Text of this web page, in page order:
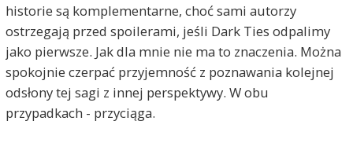
historie są komplementarne, choć sami autorzy
ostrzegają przed spoilerami, jeśli Dark Ties odpalimy
jako pierwsze. Jak dla mnie nie ma to znaczenia. Można
spokojnie czerpać przyjemność z poznawania kolejnej
odsłony tej sagi z innej perspektywy. W obu
przypadkach - przyciąga.